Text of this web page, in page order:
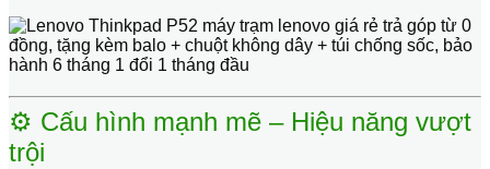
⚙️ Cấu hình mạnh mẽ – Hiệu năng vượt
trội